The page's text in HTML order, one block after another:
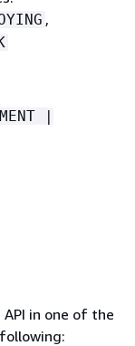
,
|
in one of the